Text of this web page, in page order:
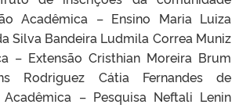
Acadêmica – Ensino Maria Luiza
Silva Bandeira Ludmila Correa Muniz
– Extensão Cristhian Moreira Brum
Rodriguez Cátia Fernandes de
Acadêmica – Pesquisa Neftali Lenin